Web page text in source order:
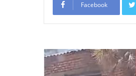
Facebook